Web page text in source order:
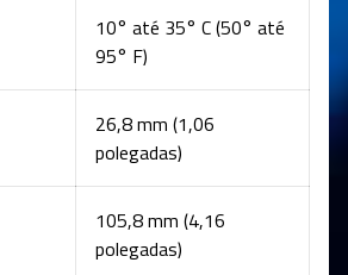
10° até 35° C (50° até
95° F)
26,8 mm (1,06
polegadas)
105,8 mm (4,16
polegadas)